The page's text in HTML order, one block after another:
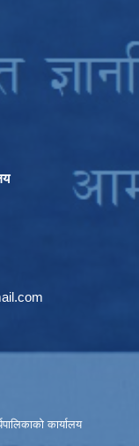
कार्यालय